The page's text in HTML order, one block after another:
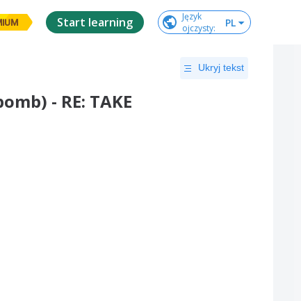
Start learning
Język
ojczysty: PL
Ukryj tekst
- RE: TAKE